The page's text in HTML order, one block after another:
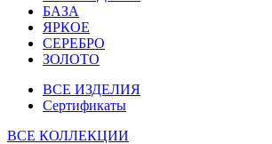
БАЗА
ЯРКОЕ
СЕРЕБРО
ЗОЛОТО
ВСЕ ИЗДЕЛИЯ
Сертификаты
ВСЕ КОЛЛЕКЦИИ